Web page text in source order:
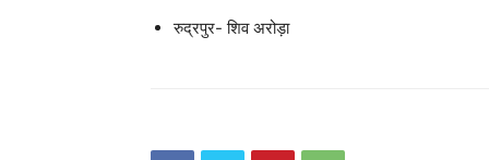
रुद्रपुर- शिव अरोड़ा